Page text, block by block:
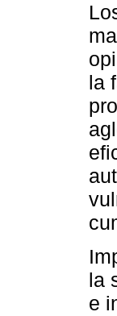
la
la
e